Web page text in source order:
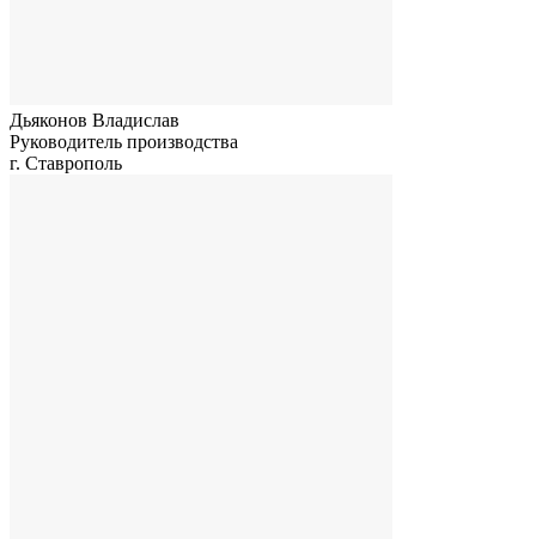
Дьяконов Владислав
Руководитель производства
г. Ставрополь